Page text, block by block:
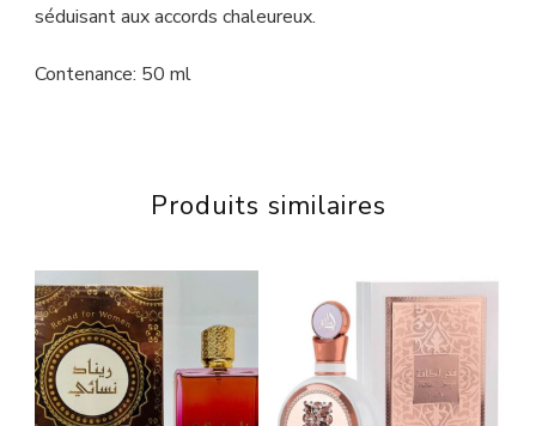
séduisant aux accords chaleureux.
Contenance: 50 ml
Produits similaires